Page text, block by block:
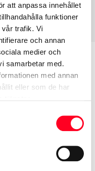
att anpassa innehållet
funktioner
trafik. Vi
och annan
medier och
samarbetar med.
med annan
eller som de har
bil?
se om den fälg
årens lopp och
bilen hade ut från